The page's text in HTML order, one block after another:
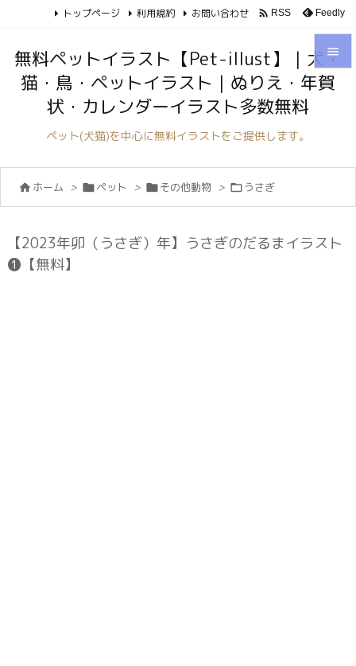



トップページ 利用規約 お問い合わせ  RSS Feedly
無料ペットイラスト【Pet-illust】｜犬・
猫・鳥・ペットイラスト｜ぬりえ・年賀
状・カレンダーイラスト多数無料
ペット(犬猫)を中心に無料イラストをご提供します。
 ホーム > ペット > その他動物 > うさぎ
【2023年卯（うさぎ）年】うさぎのだるまイラスト
❶【無料】